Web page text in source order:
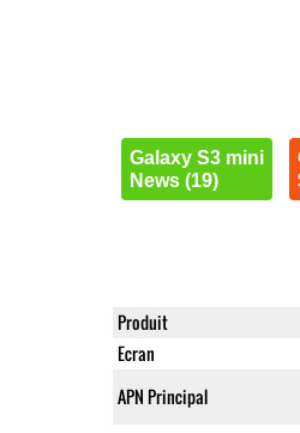
Galaxy S3 mini
News (19)
Produit
Ecran
APN Principal